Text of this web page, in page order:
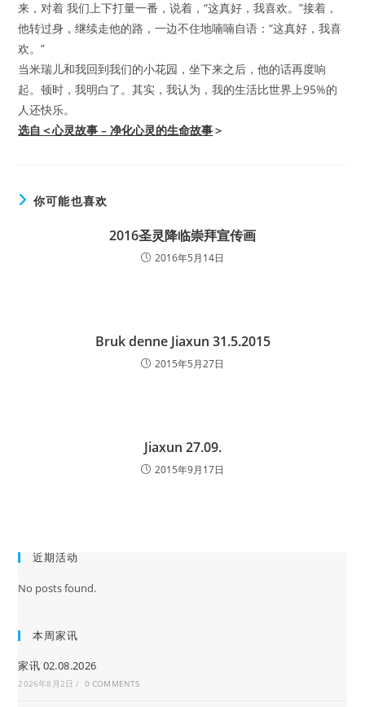
来，对着 我们上下打量一番，说着，“这真好，我喜欢。”接着，
他转过身，继续走他的路，一边不住地喃喃自语：“这真好，我喜
欢。”
当米瑞儿和我回到我们的小花园，坐下来之后，他的话再度响
起。顿时，我明白了。其实，我认为，我的生活比世界上95%的
人还快乐。
选自＜心灵故事 – 净化心灵的生命故事＞
你可能也喜欢
2016圣灵降临崇拜宣传画
2016年5月14日
Bruk denne Jiaxun 31.5.2015
2015年5月27日
Jiaxun 27.09.
2015年9月17日
近期活动
No posts found.
本周家讯
家讯 02.08.2026
2026年8月2日 / 0 COMMENTS